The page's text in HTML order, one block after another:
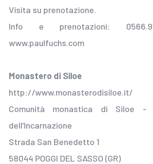
Visita su prenotazione.
Info e prenotazioni:
www.paulfuchs.com
Monastero di Siloe
http://www.monasterodisiloe.it/
Comunità monastica di Siloe -
dell’Incarnazione
Strada San Benedetto 1
58044 POGGI DEL SASSO (GR)